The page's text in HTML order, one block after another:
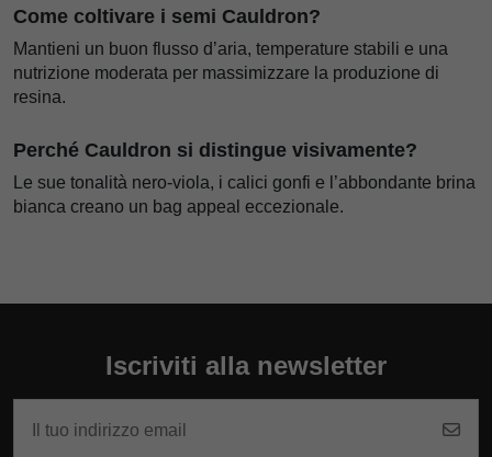
Come coltivare i semi Cauldron?
Mantieni un buon flusso d’aria, temperature stabili e una
nutrizione moderata per massimizzare la produzione di
resina.
Perché Cauldron si distingue visivamente?
Le sue tonalità nero-viola, i calici gonfi e l’abbondante brina
bianca creano un bag appeal eccezionale.
Iscriviti alla newsletter